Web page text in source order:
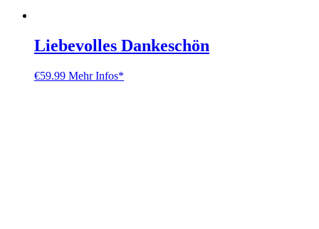
Liebevolles Dankeschön
€59.99 Mehr Infos*